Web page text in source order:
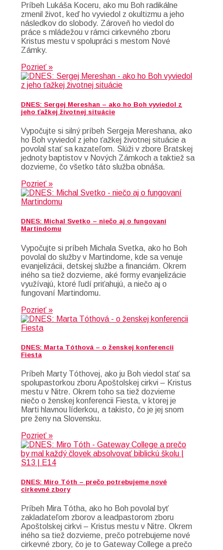
Príbeh Lukáša Koceru, ako mu Boh radikálne
zmenil život, keď ho vyviedol z okultizmu a jeho
následkov do slobody. Zároveň ho viedol do
práce s mládežou v rámci cirkevného zboru
Kristus mestu v spolupráci s mestom Nové
Zámky.
Pozrieť »
DNES: Sergej Mereshan – ako ho Boh vyviedol z
jeho ťažkej životnej situácie
Vypočujte si silný príbeh Sergeja Mereshana, ako
ho Boh vyviedol z jeho ťažkej životnej situácie a
povolal stať sa kazateľom. Slúži v zbore Bratskej
jednoty baptistov v Nových Zámkoch a taktiež sa
dozvieme, čo všetko táto služba obnáša.
Pozrieť »
DNES: Michal Svetko – niečo aj o fungovaní
Martindomu
Vypočujte si príbeh Michala Svetka, ako ho Boh
povolal do služby v Martindome, kde sa venuje
evanjelizácii, detskej službe a financiám. Okrem
iného sa tiež dozvieme, aké formy evanjelizácie
využívajú, ktoré ľudí priťahujú, a niečo aj o
fungovaní Martindomu.
Pozrieť »
DNES: Marta Tóthová – o ženskej konferencii
Fiesta
Príbeh Marty Tóthovej, ako ju Boh viedol stať sa
spolupastorkou zboru Apoštolskej cirkvi – Kristus
mestu v Nitre. Okrem toho sa tiež dozvieme
niečo o ženskej konferencii Fiesta, v ktorej je
Marti hlavnou líderkou, a takisto, čo je jej snom
pre ženy na Slovensku.
Pozrieť »
DNES: Miro Tóth – prečo potrebujeme nové
cirkevné zbory
Príbeh Mira Tótha, ako ho Boh povolal byť
zakladateľom zborov a leadpastorom zboru
Apoštolskej cirkvi – Kristus mestu v Nitre. Okrem
iného sa tiež dozvieme, prečo potrebujeme nové
cirkevné zbory, čo je to Gateway College a prečo